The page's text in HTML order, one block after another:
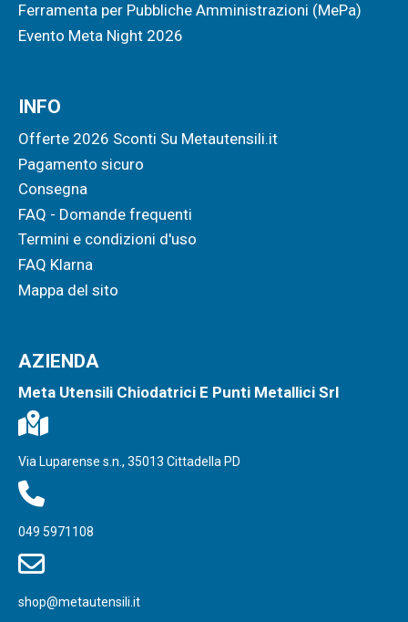
Ferramenta per Pubbliche Amministrazioni (MePa)
Evento Meta Night 2026
INFO
Offerte 2026 Sconti Su Metautensili.it
Pagamento sicuro
Consegna
FAQ - Domande frequenti
Termini e condizioni d'uso
FAQ Klarna
Mappa del sito
AZIENDA
Meta Utensili Chiodatrici E Punti Metallici Srl
Via Luparense s.n., 35013 Cittadella PD
049 5971108
shop@metautensili.it